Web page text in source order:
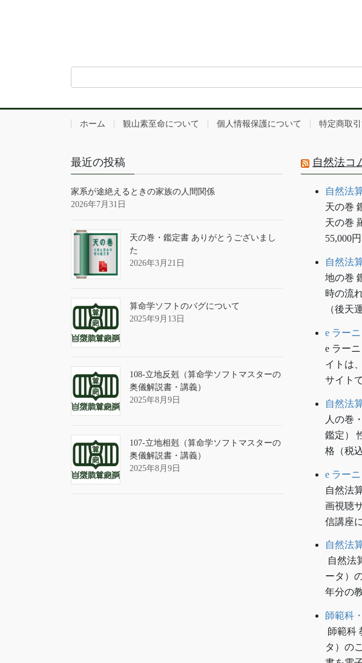
ホーム 観山素至命について 個人情報保護について 特定商取
最近の投稿
家系が途絶えるときの家族の人間関係
2026年7月31日
天の巻・鑑定書 ありがとうございまし
た
2026年3月21日
算命学ソフトのバグについて
2025年9月13日
108-立地反剋（算命学ソフトマスターの
奥儀解説書・講義）
2025年8月9日
107-立地相剋（算命学ソフトマスターの
奥儀解説書・講義）
2025年8月9日
自然法コ
自然法
天の巻
天の巻
55,000
自然法
地の巻
時の流
（後天
e ラー
e ラー
イトは
サイト
自然法
人の巻
鑑定）
格（税
e ラー
自然法
画視聴
信講座
自然法
自然法
ータ）
年分の
師範科
師範科
タ）の